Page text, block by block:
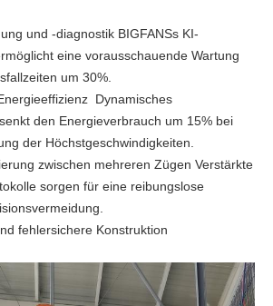
und -diagnostik BIGFANSs KI-
eine vorausschauende Wartung
um 30%.
Dynamisches
den Energieverbrauch um 15% bei
der Höchstgeschwindigkeiten.
zwischen mehreren Zügen Verstärkte
sorgen für eine reibungslose
fehlersichere Konstruktion